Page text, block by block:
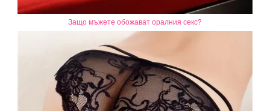
Защо мъжете обожават оралния секс?